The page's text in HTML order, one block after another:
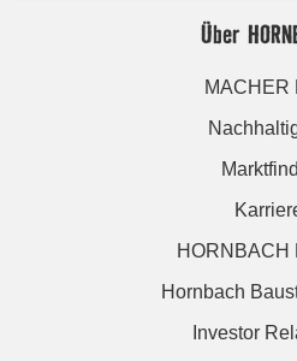
Über
MACHER
HORNBACH
Hornbach
Investor